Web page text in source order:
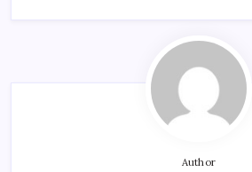
Author